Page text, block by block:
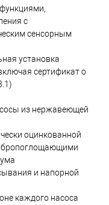
с
сенсорным
установка
сертификат о
из нержавеющей
оцинкованной
и напорной
каждого насоса